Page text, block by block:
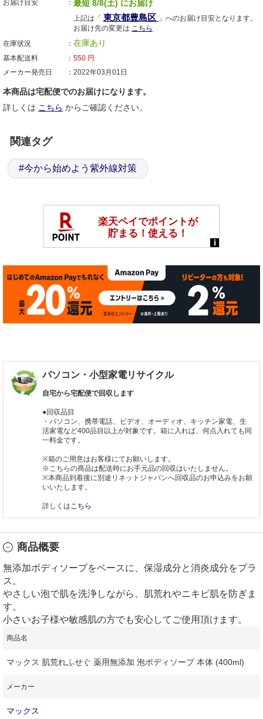
お届け目安
最短 8/8(土) にお届け
上記は「 東京都豊島区 」へのお届け目安となります。
お届け先の変更は こちら
在庫状況
在庫あり
基本配送料 550 円
メーカー発売日
2022年03月01日
本商品は宅配便でのお届けになります。
詳しくは こちら からご確認ください。
関連タグ
#今から始めよう紫外線対策
パソコン・小型家電リサイクル
自宅から宅配便で回収します
●回収品目
・パソコン、携帯電話、ビデオ、オーディオ、キッチン家電、生
活家電など400品目以上が対象です。箱に入れば、何点入れても同
一料金です。
※箱のご用意はお客様にてお願いします。
※こちらの商品は配送時にお手元品の回収はいたしません。
※本商品到着後に別途リネットジャパンへ回収品のお申込みをお願
いいたします。
詳しくは こちら
商品概要
無添加ボディソープをベースに、保湿成分と消炎成分をプラ
ス。
やさしい泡で肌を洗浄しながら、肌荒れやニキビ肌を防ぎま
す。
小さいお子様や敏感肌の方でも安心してご使用頂けます。
商品名
マックス 肌荒れふせぐ 薬用無添加 泡ボディソープ 本体 (400ml)
メーカー
マックス